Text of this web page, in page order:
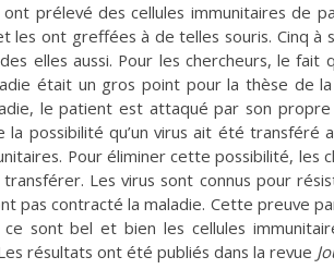
ont prélevé des cellules immunitaires de
les ont greffées à de telles souris. Cinq à
elles aussi. Pour les chercheurs, le fait
était un gros point pour la thèse de
le patient est attaqué par son
la possibilité qu’un virus ait été transféré
Pour éliminer cette possibilité, les
Les virus sont connus pour
pas contracté la maladie. Cette preuve
sont bel et bien les cellules
résultats ont été publiés dans la revue